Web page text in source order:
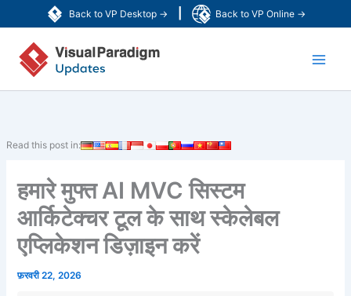
Back to VP Desktop → Back to VP Online →
to
content
Read this post in:
हमारे मुफ्त AI MVC सिस्टम
आर्किटेक्चर टूल के साथ स्केलेबल
एप्लिकेशन डिज़ाइन करें
फ़रवरी 22, 2026